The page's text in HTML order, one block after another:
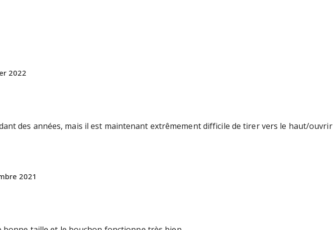
2022
des années, mais il est maintenant extrêmement difficile de tirer vers le haut/ouvrir
2021